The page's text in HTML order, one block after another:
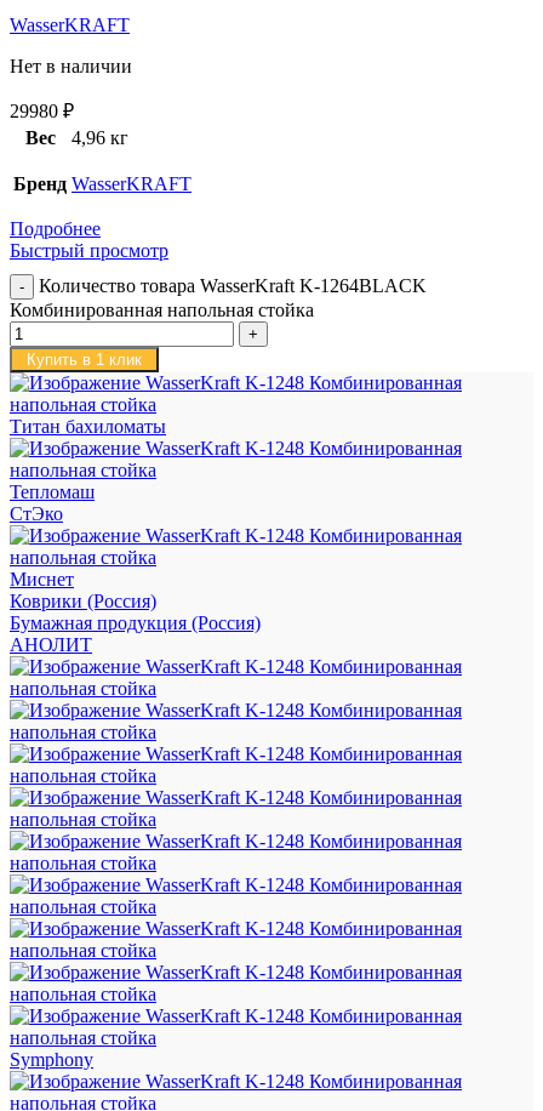
WasserKRAFT
Нет в наличии
29980 ₽
Вес
4,96 кг
Бренд WasserKRAFT
Подробнее
Быстрый просмотр
Количество товара WasserKraft K-1264BLACK
Комбинированная напольная стойка
Купить в 1 клик
Титан бахиломаты
Тепломаш
СтЭко
Миснет
Коврики (Россия)
Бумажная продукция (Россия)
АНОЛИТ
Symphony